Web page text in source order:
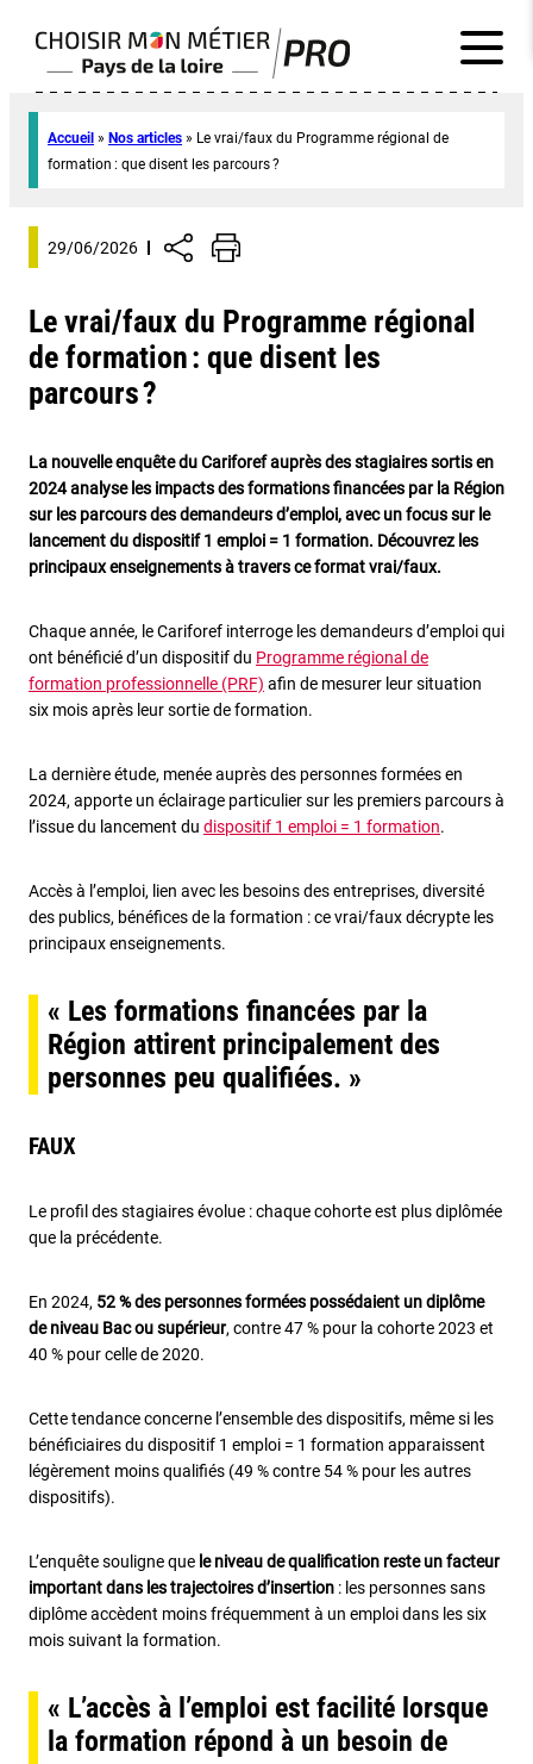
Accueil » Nos articles » Le vrai/faux du Programme régional de
formation : que disent les parcours ?
29/06/2026
Le vrai/faux du Programme régional
de formation : que disent les
parcours ?
La nouvelle enquête du Cariforef auprès des stagiaires sortis en
2024 analyse les impacts des formations financées par la Région
sur les parcours des demandeurs d’emploi, avec un focus sur le
lancement du dispositif 1 emploi = 1 formation. Découvrez les
principaux enseignements à travers ce format vrai/faux.
Chaque année, le Cariforef interroge les demandeurs d’emploi qui
ont bénéficié d’un dispositif du Programme régional de
formation professionnelle (PRF) afin de mesurer leur situation
six mois après leur sortie de formation.
La dernière étude, menée auprès des personnes formées en
2024, apporte un éclairage particulier sur les premiers parcours à
l’issue du lancement du dispositif 1 emploi = 1 formation.
Accès à l’emploi, lien avec les besoins des entreprises, diversité
des publics, bénéfices de la formation : ce vrai/faux décrypte les
principaux enseignements.
« Les formations financées par la
Région attirent principalement des
personnes peu qualifiées. »
FAUX
Le profil des stagiaires évolue : chaque cohorte est plus diplômée
que la précédente.
En 2024, 52 % des personnes formées possédaient un diplôme
de niveau Bac ou supérieur, contre 47 % pour la cohorte 2023 et
40 % pour celle de 2020.
Cette tendance concerne l’ensemble des dispositifs, même si les
bénéficiaires du dispositif 1 emploi = 1 formation apparaissent
légèrement moins qualifiés (49 % contre 54 % pour les autres
dispositifs).
L’enquête souligne que le niveau de qualification reste un facteur
important dans les trajectoires d’insertion : les personnes sans
diplôme accèdent moins fréquemment à un emploi dans les six
mois suivant la formation.
« L’accès à l’emploi est facilité lorsque
la formation répond à un besoin de